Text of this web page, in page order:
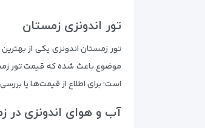
تور اندونزی زمستان
تور زمستان اندونزی یکی از
موضوع باعث شده که قیمت تور
است؛ برای اطلاع از قیمت‌ها یا
آب و هوای اندونزی در